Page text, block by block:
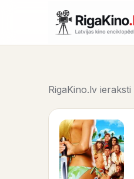
RigaKino.lv ieraksti